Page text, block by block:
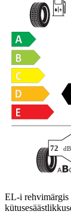
EL-i rehvimärgis